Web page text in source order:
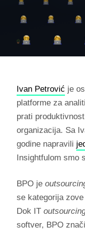
Ivan Petrović je
platforme za
prati
organizacija. Sa
godine napravili
Insightfulom smo
BPO je
se kategorija zove
Dok IT
softver, BPO